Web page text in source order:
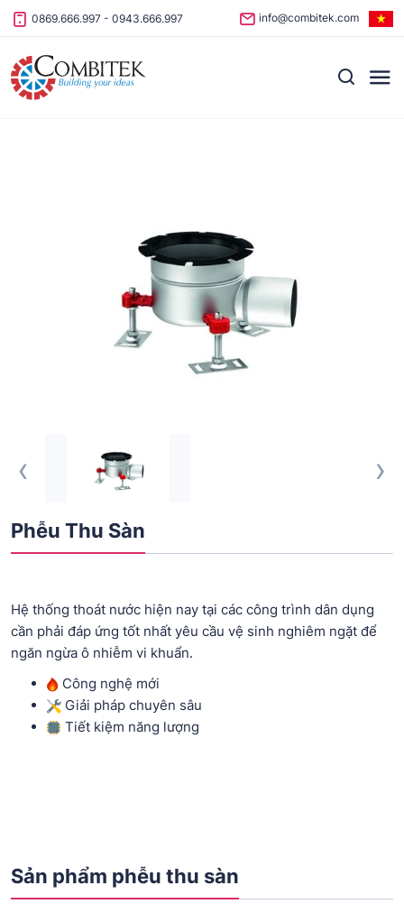
Skip to content
0869.666.997 - 0943.666.997 info@combitek.com
‹ ›
Phễu Thu Sàn
Hệ thống thoát nước hiện nay tại các công trình dân dụng
cần phải đáp ứng tốt nhất yêu cầu vệ sinh nghiêm ngặt để
ngăn ngừa ô nhiễm vi khuẩn.
Công nghệ mới
Giải pháp chuyên sâu
Tiết kiệm năng lượng
Sản phẩm phễu thu sàn